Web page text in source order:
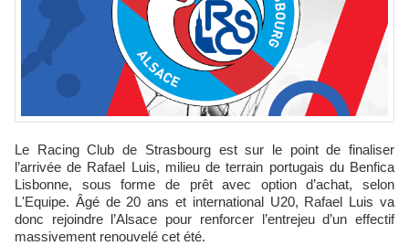
Le Racing Club de Strasbourg est sur le point de finaliser
l’arrivée de Rafael Luis, milieu de terrain portugais du Benfica
Lisbonne, sous forme de prêt avec option d’achat, selon
L'Equipe. Âgé de 20 ans et international U20, Rafael Luis va
donc rejoindre l’Alsace pour renforcer l’entrejeu d’un effectif
massivement renouvelé cet été.